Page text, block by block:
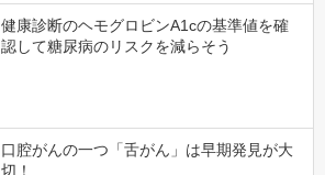
健康診断のヘモグロビンA1cの基準値を確
認して糖尿病のリスクを減らそう
口腔がんの一つ「舌がん」は早期発見が大
切！